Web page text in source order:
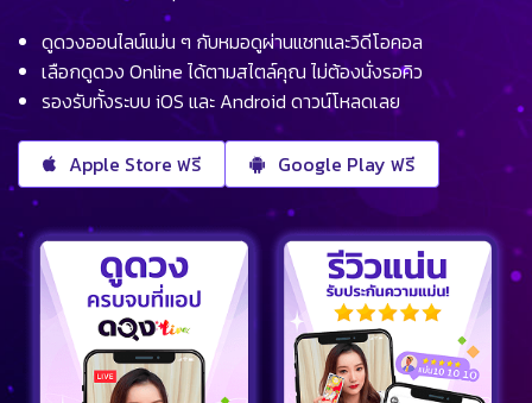
ดูดวงออนไลน์แม่น ๆ กับหมอดูผ่านแชทและวิดีโอคอล
เลือกดูดวง Online ได้ตามสไตล์คุณ ไม่ต้องนั่งรอคิว
รองรับทั้งระบบ iOS และ Android ดาวน์โหลดเลย
Apple Store ฟรี Google Play ฟรี